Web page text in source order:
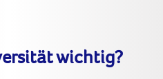
wichtig?